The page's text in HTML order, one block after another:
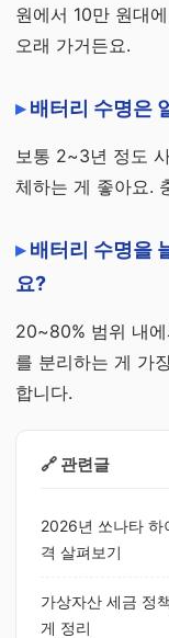
원에서 10만 원대
오래 가거든요.
배터리 수명은
보통 2~3년 정도
체하는 게 좋아요.
배터리 수명을
요?
20~80% 범위 내
를 분리하는 게 가
합니다.
🔗 관련글
2026년 쏘나타 하
격 살펴보기
가상자산 세금 정
게 정리